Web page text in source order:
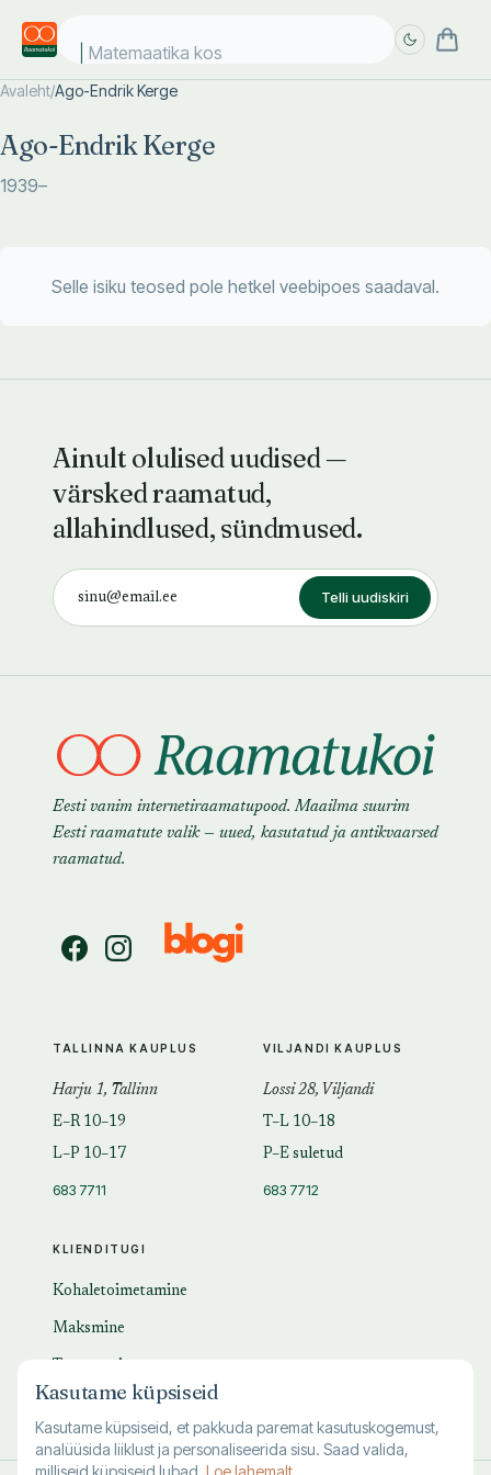
Matemaatika kosm
Avaleht/Ago-Endrik Kerge
Ago-Endrik Kerge
1939–
Selle isiku teosed pole hetkel veebipoes saadaval.
Ainult olulised uudised —
värsked raamatud,
allahindlused, sündmused.
Telli uudiskiri
Eesti vanim internetiraamatupood. Maailma suurim
Eesti raamatute valik — uued, kasutatud ja antikvaarsed
raamatud.
KLIENDITUGI
Kohaletoimetamine
Maksmine
KKK
TALLINNA KAUPLUS
Harju 1, Tallinn
E–R 10–19
L–P 10–17
683 7711
VILJANDI KAUPLUS
Lossi 28, Viljandi
T–L 10–18
P–E suletud
683 7712
Kasutame küpsiseid
Kasutame küpsiseid, et pakkuda paremat kasutuskogemust,
analüüsida liiklust ja personaliseerida sisu. Saad valida,
milliseid küpsiseid lubad. Loe lahemalt